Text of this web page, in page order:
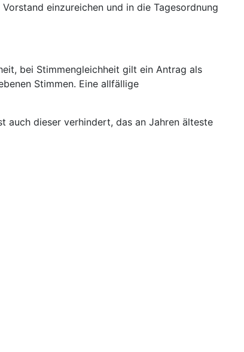
einzureichen und in die Tagesordnung
bei Stimmengleichheit gilt ein Antrag als
Stimmen. Eine allfällige
auch dieser verhindert, das an Jahren älteste